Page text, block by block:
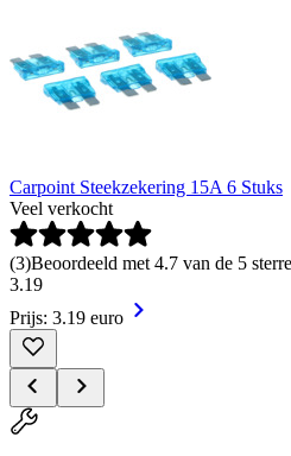
Carpoint Steekzekering 15A 6 Stuks
Veel verkocht
(3)Beoordeeld met 4.7 van de 5
3.19
Prijs: 3.19 euro